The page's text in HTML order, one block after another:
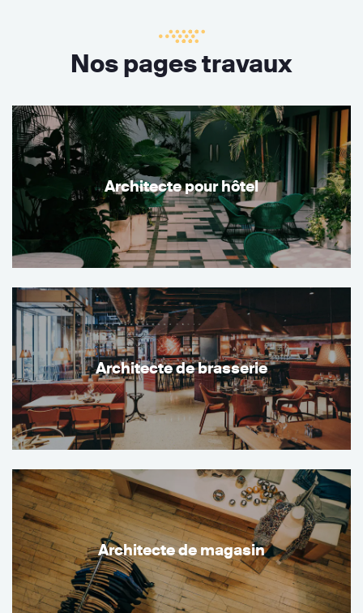
Nos pages travaux
Architecte pour hôtel
Architecte de brasserie
Architecte de magasin